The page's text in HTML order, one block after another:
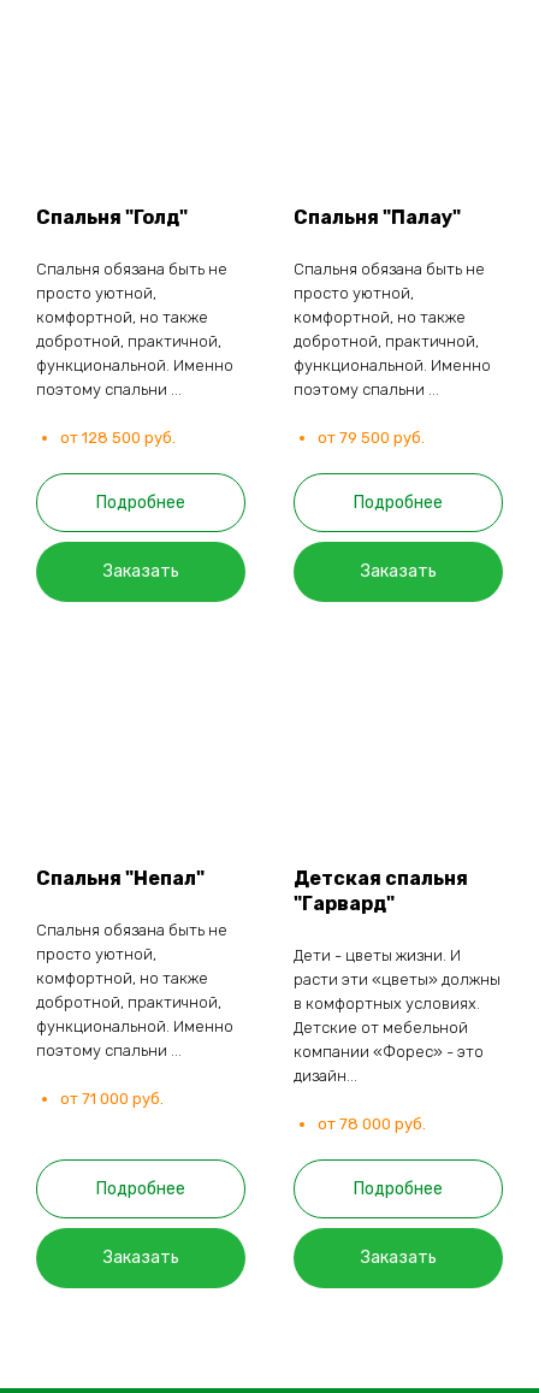
Спальня "Голд"
Спальня обязана быть не
просто уютной,
комфортной, но также
добротной, практичной,
функциональной. Именно
поэтому спальни ...
от 128 500 руб.
Подробнее
Заказать
Спальня "Палау"
Спальня обязана быть не
просто уютной,
комфортной, но также
добротной, практичной,
функциональной. Именно
поэтому спальни ...
от 79 500 руб.
Подробнее
Заказать
Спальня "Непал"
Спальня обязана быть не
просто уютной,
комфортной, но также
добротной, практичной,
функциональной. Именно
поэтому спальни ...
от 71 000 руб.
Подробнее
Заказать
Детская спальня
"Гарвард"
Дети - цветы жизни. И
расти эти «цветы» должны
в комфортных условиях.
Детские от мебельной
компании «Форес» - это
дизайн...
от 78 000 руб.
Подробнее
Заказать